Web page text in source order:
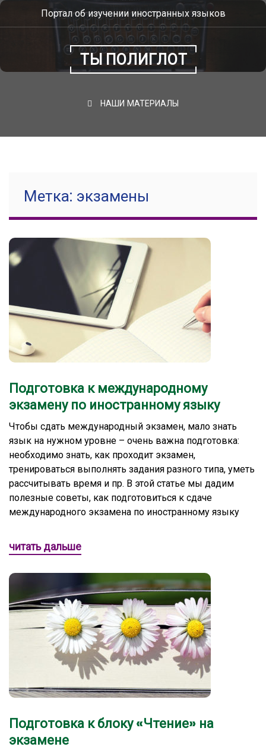
Skip
Портал об изучении иностранных языков
ТЫ ПОЛИГЛОТ
НАШИ МАТЕРИАЛЫ
Метка: экзамены
Подготовка к международному
экзамену по иностранному языку
Чтобы сдать международный экзамен, мало знать
язык на нужном уровне – очень важна подготовка:
необходимо знать, как проходит экзамен,
тренироваться выполнять задания разного типа, уметь
рассчитывать время и пр. В этой статье мы дадим
полезные советы, как подготовиться к сдаче
международного экзамена по иностранному языку
читать дальше
Подготовка к блоку «Чтение» на
экзамене